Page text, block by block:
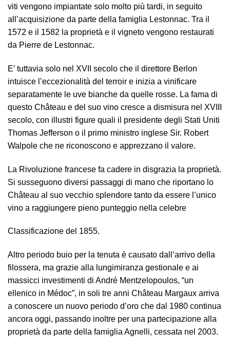
viti vengono impiantate solo molto più tardi, in seguito
all’acquisizione da parte della famiglia Lestonnac. Tra il
1572 e il 1582 la proprietà e il vigneto vengono restaurati
da Pierre de Lestonnac.
E’ tuttavia solo nel XVII secolo che il direttore Berlon
intuisce l’eccezionalità del terroir e inizia a vinificare
separatamente le uve bianche da quelle rosse. La fama di
questo Château e del suo vino cresce a dismisura nel XVIII
secolo, con illustri figure quali il presidente degli Stati Uniti
Thomas Jefferson o il primo ministro inglese Sir. Robert
Walpole che ne riconoscono e apprezzano il valore.
La Rivoluzione francese fa cadere in disgrazia la proprietà.
Si susseguono diversi passaggi di mano che riportano lo
Château al suo vecchio splendore tanto da essere l’unico
vino a raggiungere pieno punteggio nella celebre
Classificazione del 1855.
Altro periodo buio per la tenuta è causato dall’arrivo della
filossera, ma grazie alla lungimiranza gestionale e ai
massicci investimenti di André Mentzelopoulos, “un
ellenico in Médoc”, in soli tre anni Château Margaux arriva
a conoscere un nuovo periodo d’oro che dal 1980 continua
ancora oggi, passando inoltre per una partecipazione alla
proprietà da parte della famiglia Agnelli, cessata nel 2003.